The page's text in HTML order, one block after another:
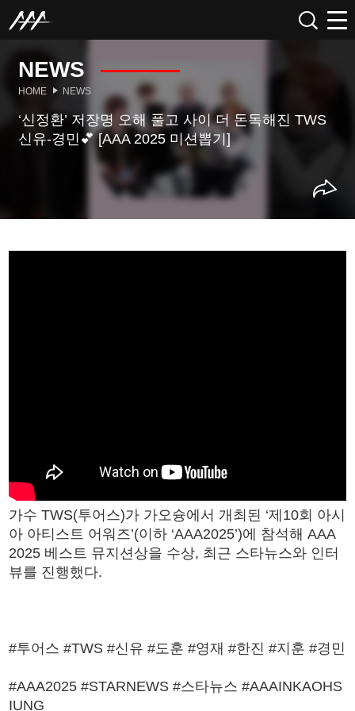
NEWS
HOME NEWS
‘신정환’ 저장명 오해 풀고 사이 더 돈독해진 TWS
신유-경민💕 [AAA 2025 미션뽑기]
가수 TWS(투어스)가 가오슝에서 개최된 ‘제10회 아시
아 아티스트 어워즈’(이하 ‘AAA2025’)에 참석해 AAA
2025 베스트 뮤지션상을 수상, 최근 스타뉴스와 인터
뷰를 진행했다.
#투어스 #TWS #신유 #도훈 #영재 #한진 #지훈 #경민
#AAA2025 #STARNEWS #스타뉴스 #AAAINKAOHS
IUNG